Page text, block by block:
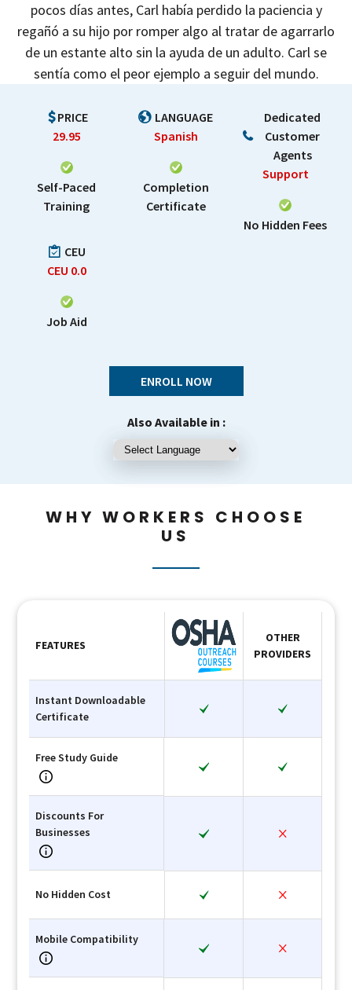
pocos días antes, Carl había perdido la paciencia y
regañó a su hijo por romper algo al tratar de agarrarlo
de un estante alto sin la ayuda de un adulto. Carl se
sentía como el peor ejemplo a seguir del mundo.
PRICE
29.95
Self-Paced
Training
LANGUAGE
Spanish
Completion
Certificate
Dedicated
Customer
Agents
Support
No Hidden Fees
CEU
CEU 0.0
Job Aid
ENROLL NOW
Also Available in :
WHY WORKERS CHOOSE
US
FEATURES
OTHER
PROVIDERS
Instant Downloadable
Certificate
Free Study Guide
Discounts For
Businesses
No Hidden Cost
Mobile Compatibility